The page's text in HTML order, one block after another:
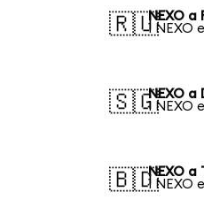
🇷🇺NEXO a
1 NEXO
🇸🇬NEXO a
1 NEXO
🇧🇩NEXO a
1 NEXO